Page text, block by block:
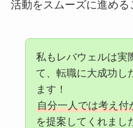
活動をスムーズに進める
私もレバウェルは実
て、転職に大成功し
ます！
自分一人では考え付
を提案してくれまし